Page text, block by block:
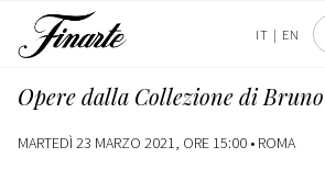
IT | EN
Opere dalla Collezione di
MARTEDÌ 23 MARZO 2021, ORE 15:00 • ROMA